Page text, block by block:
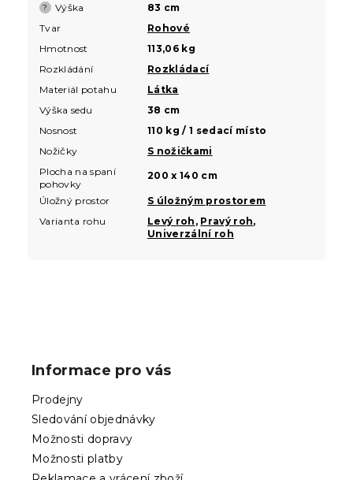
? Výška
83 cm
Tvar
Rohové
Hmotnost
113,06 kg
Rozkládání
Rozkládací
Materiál potahu
Látka
Výška sedu
38 cm
Nosnost
110 kg / 1 sedací místo
Nožičky
S nožičkami
Plocha na spaní
pohovky
200 x 140 cm
Úložný prostor
S úložným prostorem
Varianta rohu
Levý roh , Pravý roh,
Univerzální roh
Informace pro vás
Prodejny
Sledování objednávky
Možnosti dopravy
Možnosti platby